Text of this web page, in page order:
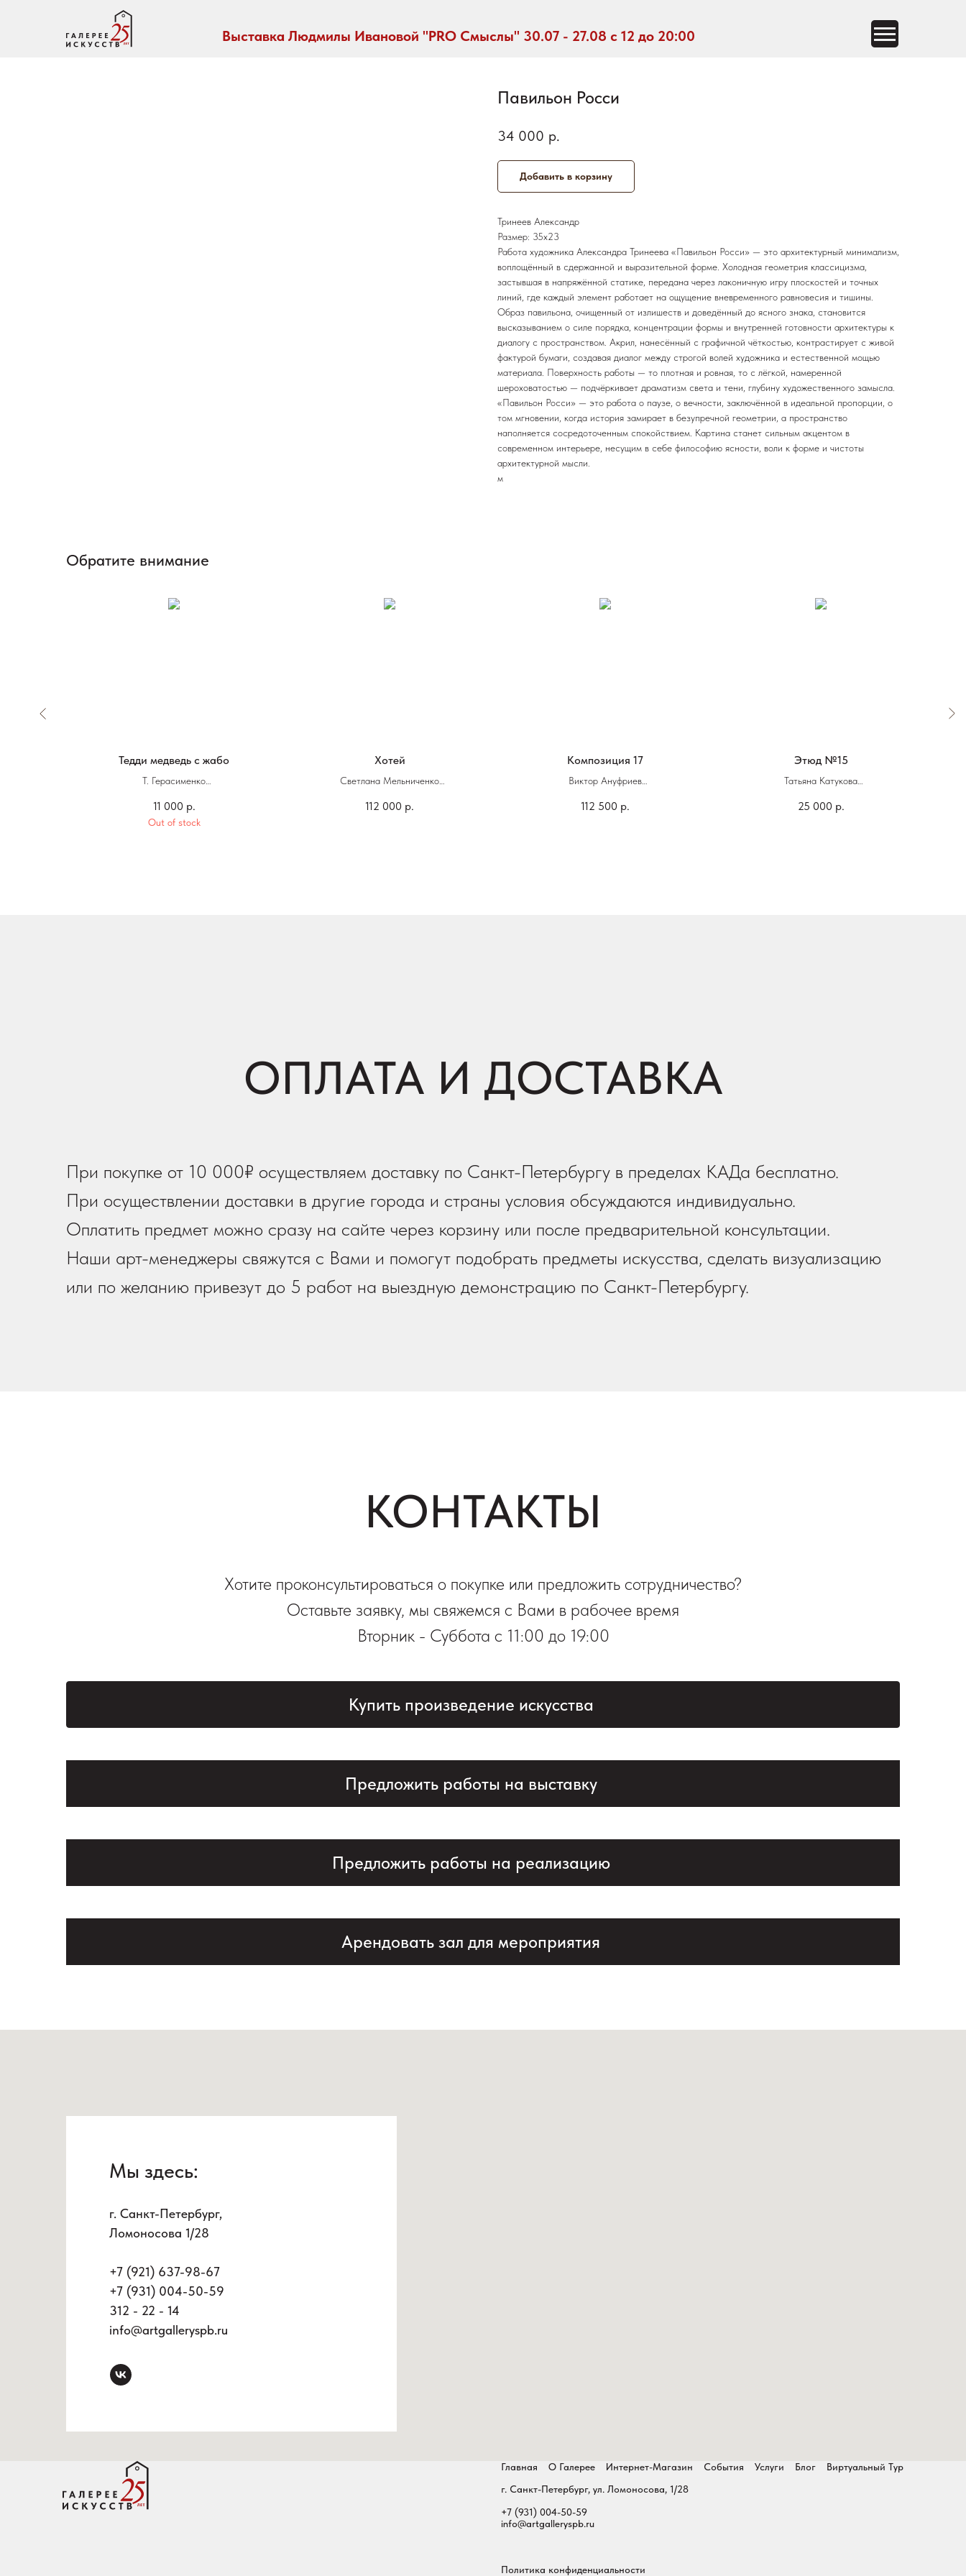
Выставка Людмилы Ивановой "PRO Смыслы" 30.07 - 27.08 с 12 до 20:00
Павильон Росси
34 000 р.
Добавить в корзину
Тринеев Александр
Размер: 35х23
Работа художника Александра Тринеева «Павильон Росси» — это архитектурный минимализм,
воплощённый в сдержанной и выразительной форме. Холодная геометрия классицизма,
застывшая в напряжённой статике, передана через лаконичную игру плоскостей и точных
линий, где каждый элемент работает на ощущение вневременного равновесия и тишины.
Образ павильона, очищенный от излишеств и доведённый до ясного знака, становится
высказыванием о силе порядка, концентрации формы и внутренней готовности архитектуры к
диалогу с пространством. Акрил, нанесённый с графичной чёткостью, контрастирует с живой
фактурой бумаги, создавая диалог между строгой волей художника и естественной мощью
материала. Поверхность работы — то плотная и ровная, то с лёгкой, намеренной
шероховатостью — подчёркивает драматизм света и тени, глубину художественного замысла.
«Павильон Росси» — это работа о паузе, о вечности, заключённой в идеальной пропорции, о
том мгновении, когда история замирает в безупречной геометрии, а пространство
наполняется сосредоточенным спокойствием. Картина станет сильным акцентом в
современном интерьере, несущим в себе философию ясности, воли к форме и чистоты
архитектурной мысли.
м
Обратите внимание
Тедди медведь с жабо
Т. Герасименко
13 х 11 см
Ручная работа
11 000 р.
Out of stock
Хотей
Светлана Мельниченко
Размер 11х11х7
112 000 р.
Композиция 17
Виктор Ануфриев
70 х 80 см
112 500 р.
Этюд №15
Татьяна Катукова
60 х 40 см
25 000 р.
ОПЛАТА И ДОСТАВКА
При покупке от 10 000₽ осуществляем доставку по Санкт-Петербургу в пределах КАДа бесплатно.
При осуществлении доставки в другие города и страны условия обсуждаются индивидуально.
Оплатить предмет можно сразу на сайте через корзину или после предварительной консультации.
Наши арт-менеджеры свяжутся с Вами и помогут подобрать предметы искусства, сделать визуализацию
или по желанию привезут до 5 работ на выездную демонстрацию по Санкт-Петербургу.
КОНТАКТЫ
Хотите проконсультироваться о покупке или предложить сотрудничество?
Оставьте заявку, мы свяжемся с Вами в рабочее время
Вторник - Суббота с 11:00 до 19:00
Купить произведение искусства
Предложить работы на выставку
Предложить работы на реализацию
Арендовать зал для мероприятия
Мы здесь:
г. Санкт-Петербург,
Ломоносова 1/28
+7 (921) 637-98-67
+7 (931) 004-50-59
312 - 22 - 14
info@artgalleryspb.ru
Главная О Галерее Интернет-Магазин События Услуги Блог
Виртуальный Тур
г. Санкт-Петербург, ул. Ломоносова, 1/28
+7 (931) 004-50-59
info@artgalleryspb.ru
Политика конфиденциальности